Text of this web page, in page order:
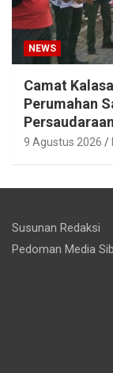
NEWS
Camat
Perumahan
Persaudaraan
9 Agustus 2026
Susunan Redaksi
Pedoman Media